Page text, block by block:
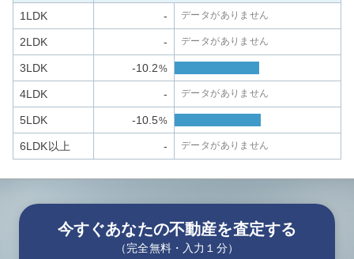
1LDK - データがありません
2LDK - データがありません
3LDK -10.2%
4LDK - データがありません
5LDK -10.5%
6LDK以上 - データがありません
今すぐあなたの不動産を査定する
（完全無料・入力１分）